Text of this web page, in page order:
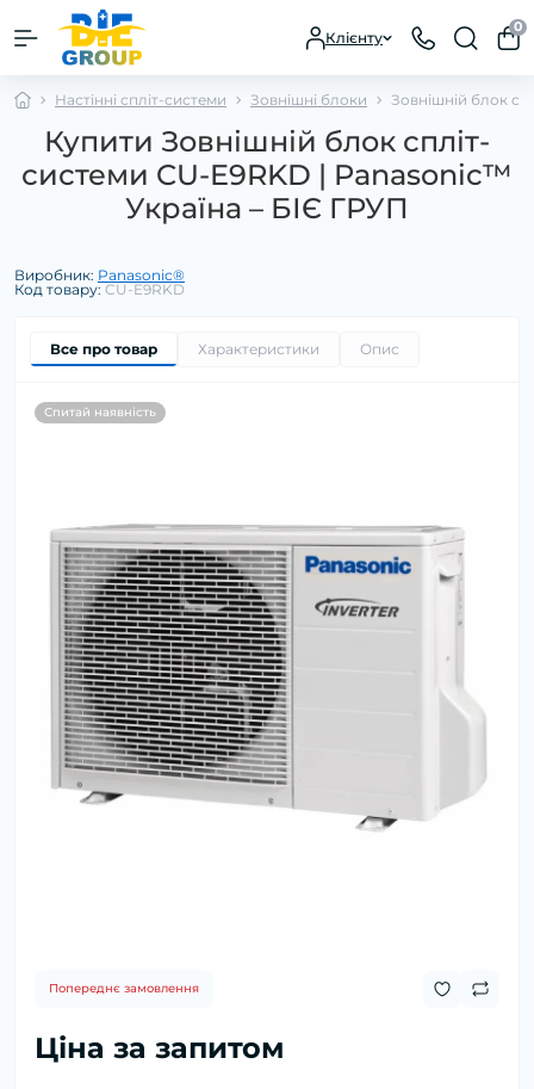
Клієнту
0
Настінні спліт-системи Зовнішні блоки Зовнішній блок
Купити Зовнішній блок спліт-
системи CU-E9RKD | Panasonic™
Україна – БІЄ ГРУП
Виробник: Panasonic®
Код товару: CU-E9RKD
Все про товар Характеристики Опис
Спитай наявність
Попереднє замовлення
Ціна за запитом